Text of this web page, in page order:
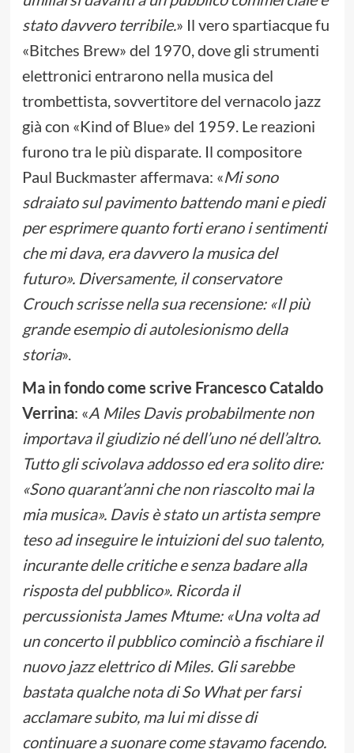
stato davvero terribile.» Il vero spartiacque fu
«Bitches Brew» del 1970, dove gli strumenti
elettronici entrarono nella musica del
trombettista, sovvertitore del vernacolo jazz
già con «Kind of Blue» del 1959. Le reazioni
furono tra le più disparate. Il compositore
Paul Buckmaster affermava: «Mi sono
sdraiato sul pavimento battendo mani e piedi
per esprimere quanto forti erano i sentimenti
che mi dava, era davvero la musica del
futuro». Diversamente, il conservatore
Crouch scrisse nella sua recensione: «Il più
grande esempio di autolesionismo della
storia».
Ma in fondo come scrive Francesco Cataldo
Verrina: «A Miles Davis probabilmente non
importava il giudizio né dell’uno né dell’altro.
Tutto gli scivolava addosso ed era solito dire:
«Sono quarant’anni che non riascolto mai la
mia musica». Davis è stato un artista sempre
teso ad inseguire le intuizioni del suo talento,
incurante delle critiche e senza badare alla
risposta del pubblico». Ricorda il
percussionista James Mtume: «Una volta ad
un concerto il pubblico cominciò a fischiare il
nuovo jazz elettrico di Miles. Gli sarebbe
bastata qualche nota di So What per farsi
acclamare subito, ma lui mi disse di
continuare a suonare come stavamo facendo.